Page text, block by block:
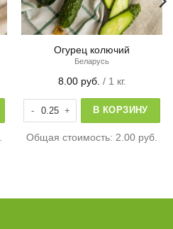
Огурец колючий
Беларусь
8.00 руб. / 1 кг.
Количество товара Огурец
В КОРЗИНУ
Общая стоимость: 2.00 руб.